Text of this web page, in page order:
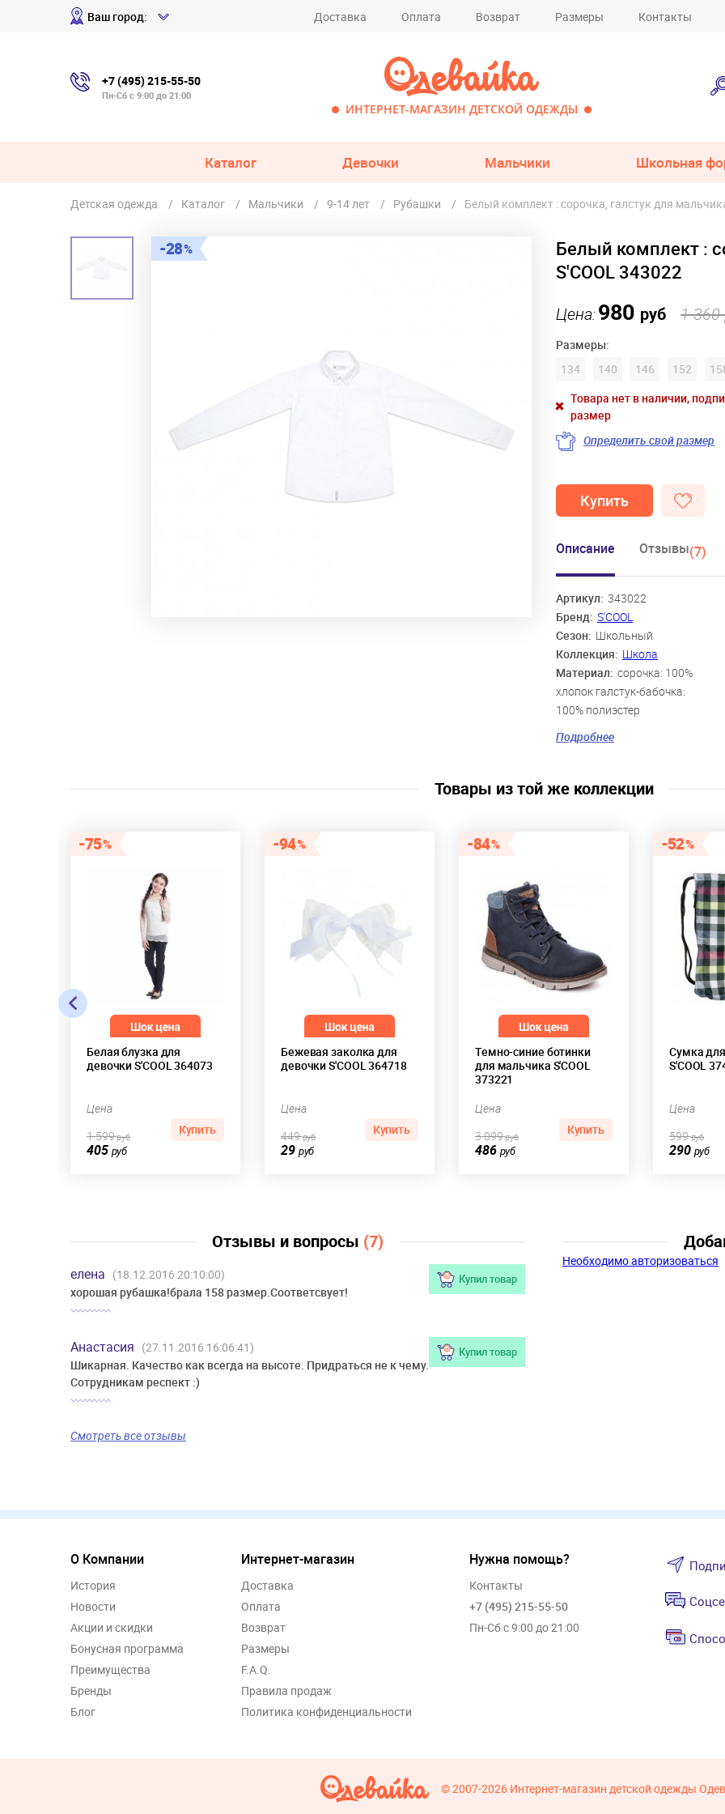
Ваш город: Доставка Оплата Возврат Размеры Контакты
+7 (495) 215-55-50
Пн-Сб с 9:00 до 21:00
ИНТЕРНЕТ-МАГАЗИН ДЕТСКОЙ ОДЕЖДЫ
Каталог Девочки Мальчики Школьная
Детская одежда Каталог Мальчики 9-14 лет Рубашки Белый комплект : сорочка, галстук для
28
Белый комплект :
S'COOL 343022
Цена:980 руб 1 360
Размеры:
134
140 146 152
Товара нет в наличии,
размер
Определить свой размер
Купить
Описание Отзывы(7)
Артикул: 343022
Бренд: S'COOL
Сезон: Школьный
Коллекция: Школа
Материал: сорочка: 100%
хлопок галстук-бабочка:
100% полиэстер
белый, синий
Скидка: 28%
Возраст: 9 лет, 10 лет, 11
Подробнее
Товары из той же коллекции
75
Белая блузка для
девочки S'COOL 364073
Цена
405 руб
1 599руб Купить
94
Бежевая заколка для
девочки S'COOL 364718
Цена
29 руб
449руб Купить
84
Темно-синие ботинки
для мальчика S'COOL
373221
Цена
486 руб
3 099руб Купить
52
Сумка
S'COOL
Цена
290 руб
599руб
Отзывы и вопросы (7)
елена Купил товар
(18.12.2016 20:10:00)
хорошая рубашка!брала 158 размер.Соответсвует!
Анастасия Купил товар
(27.11.2016 16:06:41)
Шикарная. Качество как всегда на высоте. Придраться не к чему.
Сотрудникам респект :)
Смотреть все отзывы
Необходимо авторизоваться
О Компании
История
Новости
Акции и скидки
Бонусная программа
Преимущества
Бренды
Блог
Интернет-магазин
Доставка
Оплата
Возврат
Размеры
F.A.Q.
Правила продаж
Политика конфиденциальности
Нужна помощь?
Контакты
+7 (495) 215-55-50
Пн-Сб с 9:00 до 21:00
© 2007-2026 Интернет-магазин детской одежды